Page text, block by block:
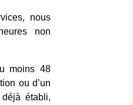
nous
non
moins 48
ou d’un
établi,